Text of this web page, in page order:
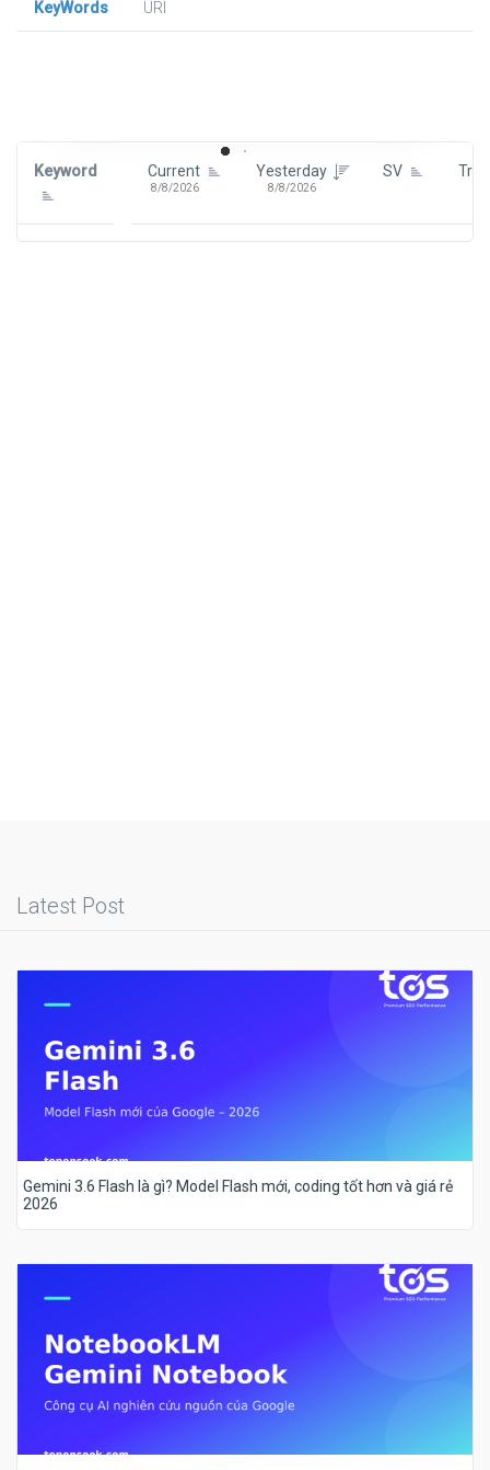
KeyWords
URl
Keyword Current
8/8/2026
Yesterday
8/8/2026
SV
Latest Post
Gemini 3.6 Flash là gì? Model Flash mới, coding tốt hơn và giá rẻ
2026